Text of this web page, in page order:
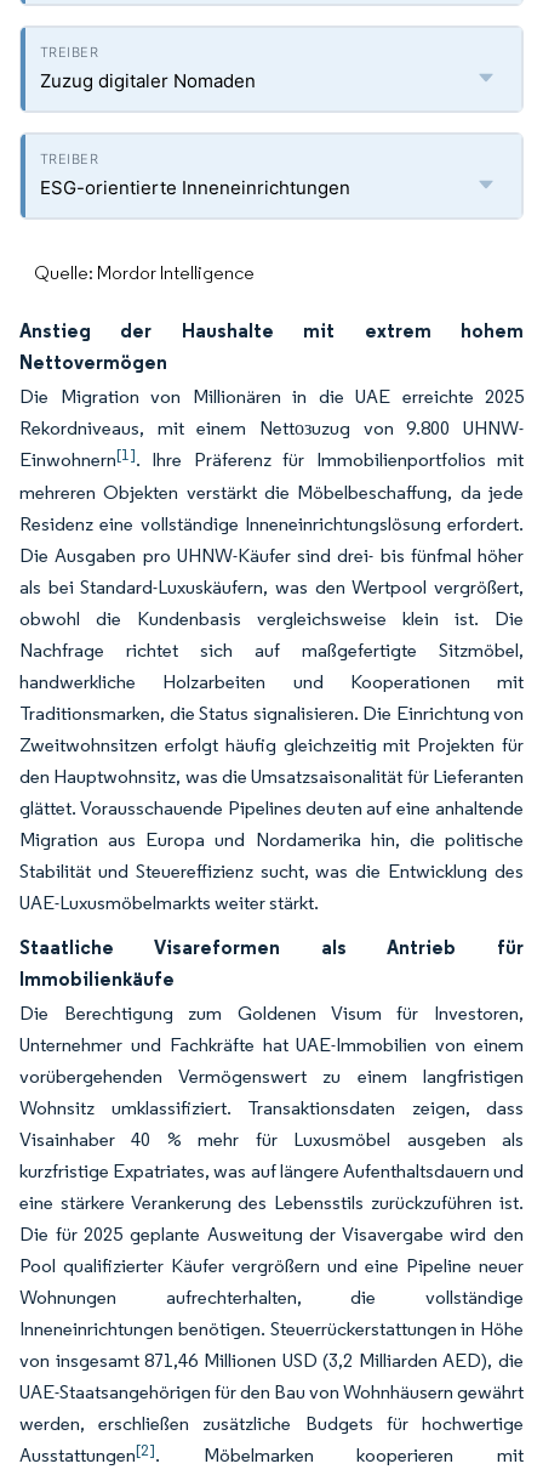
Zuzug digitaler Nomaden
ESG-orientierte Inneneinrichtungen
Quelle: Mordor Intelligence
Anstieg der Haushalte mit extrem hohem
Nettovermögen
Die Migration von Millionären in die UAE erreichte 2025
Rekordniveaus, mit einem Nettозuzug von 9.800 UHNW-
Einwohnern[1]. Ihre Präferenz für Immobilienportfolios mit
mehreren Objekten verstärkt die Möbelbeschaffung, da jede
Residenz eine vollständige Inneneinrichtungslösung erfordert.
Die Ausgaben pro UHNW-Käufer sind drei- bis fünfmal höher
als bei Standard-Luxuskäufern, was den Wertpool vergrößert,
obwohl die Kundenbasis vergleichsweise klein ist. Die
Nachfrage richtet sich auf maßgefertigte Sitzmöbel,
handwerkliche Holzarbeiten und Kooperationen mit
Traditionsmarken, die Status signalisieren. Die Einrichtung von
Zweitwohnsitzen erfolgt häufig gleichzeitig mit Projekten für
den Hauptwohnsitz, was die Umsatzsaisonalität für Lieferanten
glättet. Vorausschauende Pipelines deuten auf eine anhaltende
Migration aus Europa und Nordamerika hin, die politische
Stabilität und Steuereffizienz sucht, was die Entwicklung des
UAE-Luxusmöbelmarkts weiter stärkt.
Staatliche Visareformen als Antrieb für
Immobilienkäufe
Die Berechtigung zum Goldenen Visum für Investoren,
Unternehmer und Fachkräfte hat UAE-Immobilien von einem
vorübergehenden Vermögenswert zu einem langfristigen
Wohnsitz umklassifiziert. Transaktionsdaten zeigen, dass
Visainhaber 40 % mehr für Luxusmöbel ausgeben als
kurzfristige Expatriates, was auf längere Aufenthaltsdauern und
eine stärkere Verankerung des Lebensstils zurückzuführen ist.
Die für 2025 geplante Ausweitung der Visavergabe wird den
Pool qualifizierter Käufer vergrößern und eine Pipeline neuer
Wohnungen aufrechterhalten, die vollständige
Inneneinrichtungen benötigen. Steuerrückerstattungen in Höhe
von insgesamt 871,46 Millionen USD (3,2 Milliarden AED), die
UAE-Staatsangehörigen für den Bau von Wohnhäusern gewährt
werden, erschließen zusätzliche Budgets für hochwertige
Ausstattungen[2]. Möbelmarken kooperieren mit